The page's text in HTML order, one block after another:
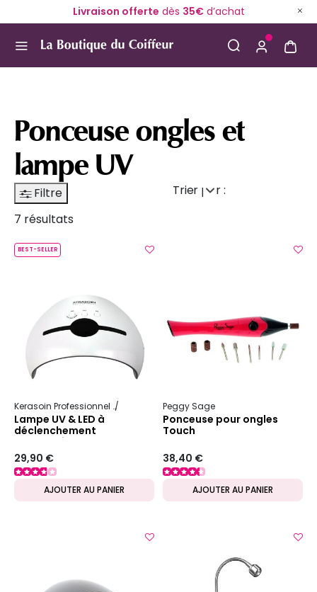
Livraison offerte dès 35€d’achat
Ponceuse ongles et
lampe UV
Trier par :
Filtre
7 résultats
BEST-SELLER
Kerasoin Professionnel Esthétique Onglerie
Lampe UV & LED à
déclenchement
automatique
29,90 €
AJOUTER AU PANIER
Peggy Sage
Ponceuse pour ongles
Touch
38,40 €
AJOUTER AU PANIER